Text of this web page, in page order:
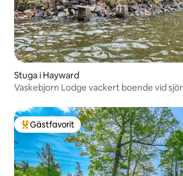
Stuga i Hayward
Vaskebjorn Lodge vackert boende vid
Populär gästfavorit
Gästfavorit